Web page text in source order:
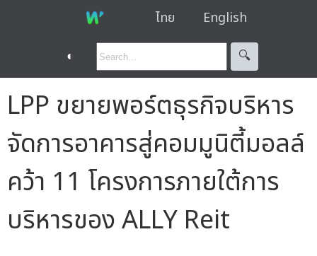
ไทย English
◐ 🔍︎
LPP ขยายพอร์ตธุรกิจบริหาร
จัดการอาคารสู่คอมมูนิตี้มอลล์
คว้า 11 โครงการภายใต้การ
บริหารของ ALLY Reit